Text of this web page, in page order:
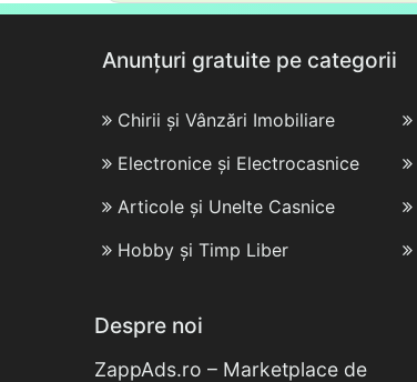
Anunțuri gratuite pe categorii
Chirii și Vânzări Imobiliare
Electronice și Electrocasnice
Articole și Unelte Casnice
Hobby și Timp Liber
Despre noi
ZappAds.ro – Marketplace de